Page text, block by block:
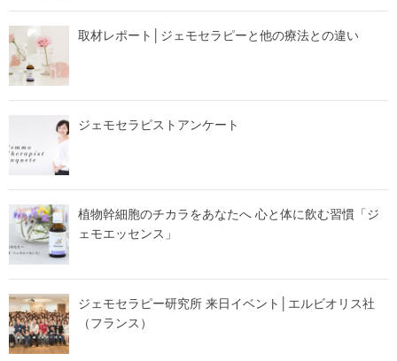
取材レポート│ジェモセラピーと他の療法との違い
ジェモセラピストアンケート
植物幹細胞のチカラをあなたへ 心と体に飲む習慣「ジ
ェモエッセンス」
ジェモセラピー研究所 来日イベント│エルビオリス社
（フランス）